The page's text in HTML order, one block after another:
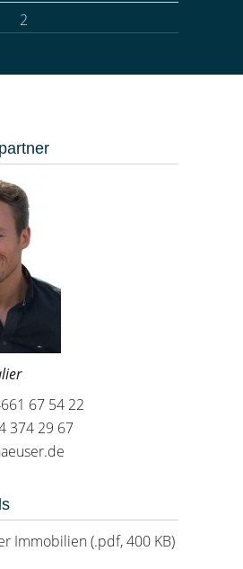
2
67 54 22
374 29 67
Immobilien (.pdf, 400 KB)